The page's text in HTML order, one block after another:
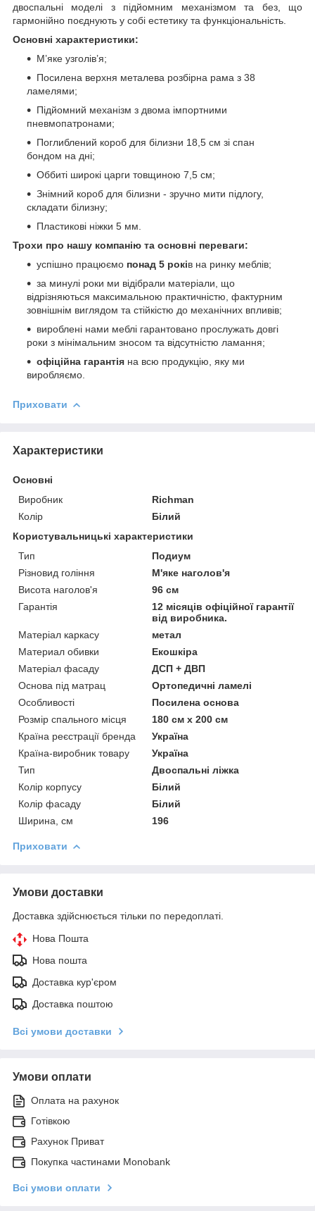
двоспальні моделі з підйомним механізмом та без, що
гармонійно поєднують у собі естетику та функціональність.
Основні характеристики:
М’яке узголів’я;
Посилена верхня металева розбірна рама з 38
ламелями;
Підйомний механізм з двома імпортними
пневмопатронами;
Поглиблений короб для білизни 18,5 см зі спан
бондом на дні;
Оббиті широкі царги товщиною 7,5 см;
Знімний короб для білизни - зручно мити підлогу,
складати білизну;
Пластикові ніжки 5 мм.
Трохи про нашу компанію та основні переваги:
успішно працюємо понад 5 років на ринку меблів;
за минулі роки ми відібрали матеріали, що
відрізняються максимальною практичністю, фактурним
зовнішнім виглядом та стійкістю до механічних впливів;
вироблені нами меблі гарантовано прослужать довгі
роки з мінімальним зносом та відсутністю ламання;
офіційна гарантія на всю продукцію, яку ми
виробляємо.
Приховати
Характеристики
Основні
Виробник
Richman
Колір
Білий
Користувальницькі характеристики
Тип
Подиум
Різновид гоління
М'яке наголов'я
Висота наголов'я
96 см
Гарантія
12 місяців офіційної гарантії
від виробника.
Матеріал каркасу
метал
Материал обивки
Екошкіра
Матеріал фасаду
ДСП + ДВП
Основа під матрац
Ортопедичні ламелі
Особливості
Посилена основа
Розмір спального місця
180 см х 200 см
Країна реєстрації бренда
Україна
Країна-виробник товару
Україна
Тип
Двоспальні ліжка
Колір корпусу
Білий
Колір фасаду
Білий
Ширина, см
196
Приховати
Умови доставки
Доставка здійснюється тільки по передоплаті.
Нова Пошта
Нова пошта
Доставка кур'єром
Доставка поштою
Всі умови доставки
Умови оплати
Оплата на рахунок
Готівкою
Рахунок Приват
Покупка частинами Monobank
Всі умови оплати